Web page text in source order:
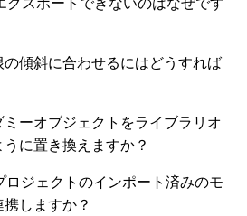
傾斜に合わせるにはどうすれば
ーオブジェクトをライブラリオ
に置き換えますか？
ロジェクトのインポート済みのモ
しますか？